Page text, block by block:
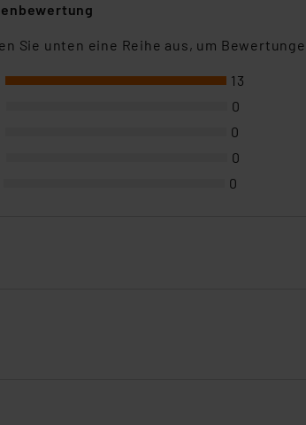
Sie unten eine Reihe aus, um
0
0
0
0
13